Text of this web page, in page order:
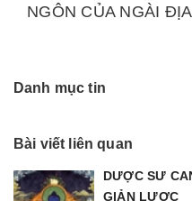
NGÔN CỦA NGÀI
Danh mục tin
Bài viết liên quan
DƯỢC SƯ
GIẢN LƯỢC